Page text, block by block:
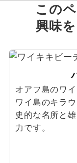
この
興味
オアフ島のワ
ワイ島のキラ
史的な名所と
力です。